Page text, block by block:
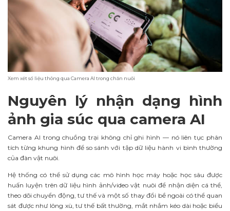
Xem xét số liệu thông qua Camera AI trong chăn nuôi
Nguyên lý nhận dạng hình
ảnh gia súc qua camera AI
Camera AI trong chuồng trại không chỉ ghi hình — nó liên tục phân
tích từng khung hình để so sánh với tập dữ liệu hành vi bình thường
của đàn vật nuôi.
Hệ thống có thể sử dụng các mô hình học máy hoặc học sâu được
huấn luyện trên dữ liệu hình ảnh/video vật nuôi để nhận diện cá thể,
theo dõi chuyển động, tư thế và một số thay đổi bề ngoài có thể quan
sát được như lông xù, tư thế bất thường, mắt nhắm kéo dài hoặc biểu